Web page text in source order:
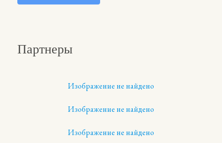
Партнеры
Изображение не найдено
Изображение не найдено
Изображение не найдено